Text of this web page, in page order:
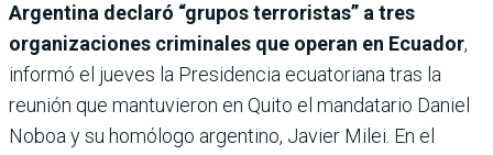
Argentina declaró “grupos terroristas” a tres
organizaciones criminales que operan en Ecuador,
informó el jueves la Presidencia ecuatoriana tras la
reunión que mantuvieron en Quito el mandatario Daniel
Noboa y su homólogo argentino, Javier Milei. En el